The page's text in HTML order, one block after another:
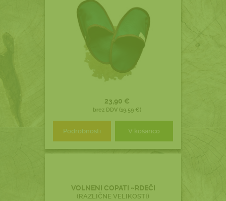
23,90 €
brez DDV (19,59 €)
Podrobnosti V košarico
VOLNENI COPATI ~RDEČI
(RAZLIČNE VELIKOSTI)